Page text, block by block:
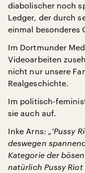
diabolischer noch
Ledger, der durch
einmal besonderes
Im Dortmunder
Videoarbeiten
nicht nur unsere
Realgeschichte.
Im politisch-
sie auch auf.
Inke Arns: „'Pussy
deswegen
Kategorie der
natürlich Pussy